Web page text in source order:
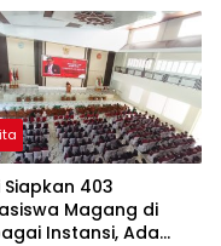
Siapkan 403
Magang di
Instansi, Ada